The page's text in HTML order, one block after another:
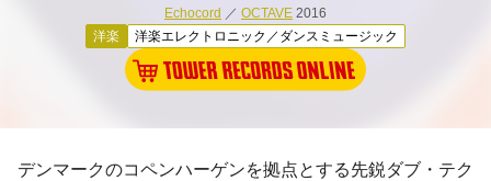
Echocord ／ OCTAVE 2016
洋楽
洋楽エレクトロニック／ダンスミュージック
デンマークのコペンハーゲンを拠点とする先鋭 ダブ・テク